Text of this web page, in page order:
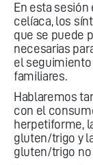
En esta
celíaca, los
que se puede
necesarias
el seguimiento
familiares.
Hablaremos
con el
herpetiforme,
gluten/trigo y
gluten/trigo no